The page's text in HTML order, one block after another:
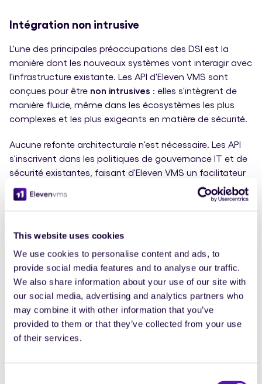
This website uses cookies
We use cookies to personalise content and ads, to
provide social media features and to analyse our traffic.
We also share information about your use of our site with
our social media, advertising and analytics partners who
may combine it with other information that you’ve
provided to them or that they’ve collected from your use
of their services.
Intégration non intrusive
L'une des principales préoccupations des DSI est la
manière dont les nouveaux systèmes vont interagir avec
l'infrastructure existante. Les API d'Eleven VMS sont
conçues pour être non intrusives : elles s'intègrent de
manière fluide, même dans les écosystèmes les plus
complexes et les plus exigeants en matière de sécurité.
Aucune refonte architecturale n'est nécessaire. Les API
s'inscrivent dans les politiques de gouvernance IT et de
sécurité existantes, faisant d'Eleven VMS un facilitateur
— et non un facteur de disruption.
concrets pour les équipes IT
Un modèle bidirectionnel
Nos clients peuvent choisir de faire consommer leurs API
par Eleven VMS, ou d'utiliser les API d'Eleven VMS — c'est
notre flexibilité bidirectionnelle
. L'intégration s'adapte à
leur architecture IT, et non l'inverse, pour un modèle de